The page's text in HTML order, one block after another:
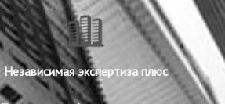
Независимая экспертиза плюс